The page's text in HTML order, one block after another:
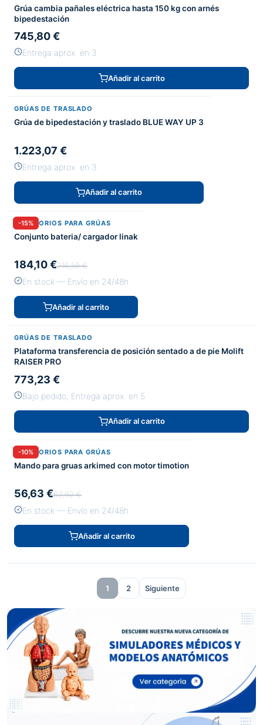
Grúa cambia pañales eléctrica hasta 150 kg con arnés
bipedestación
745,80 €
Entrega aprox. en 3
Añadir al carrito
GRÚAS DE TRASLADO
Grúa de bipedestación y traslado BLUE WAY UP 3
1.223,07 €
Entrega aprox. en 3
Añadir al carrito
-15%
ACCESORIOS PARA GRÚAS
Conjunto bateria/ cargador linak
184,10 €216,59 €
En stock — Envío en 24/48h
Añadir al carrito
GRÚAS DE TRASLADO
Plataforma transferencia de posición sentado a de pie Molift
RAISER PRO
773,23 €
Bajo pedido, Entrega aprox. en 5
Añadir al carrito
-10%
ACCESORIOS PARA GRÚAS
Mando para gruas arkimed con motor timotion
56,63 €62,92 €
En stock — Envío en 24/48h
Añadir al carrito
1 2 Siguiente